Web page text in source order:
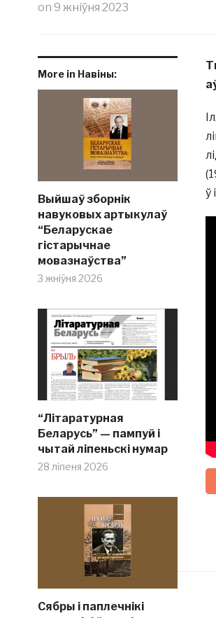
on 9 жніўня 2023
More in Навіны:
Выйшаў зборнік
навуковых артыкулаў
“Беларускае
гістарычнае
мовазнаўства”
3 жніўня 2026
“Літаратурная
Беларусь” — пампуй і
чытай ліпеньскі нумар
28 ліпеня 2026
Сябры і паплечнікі
ў